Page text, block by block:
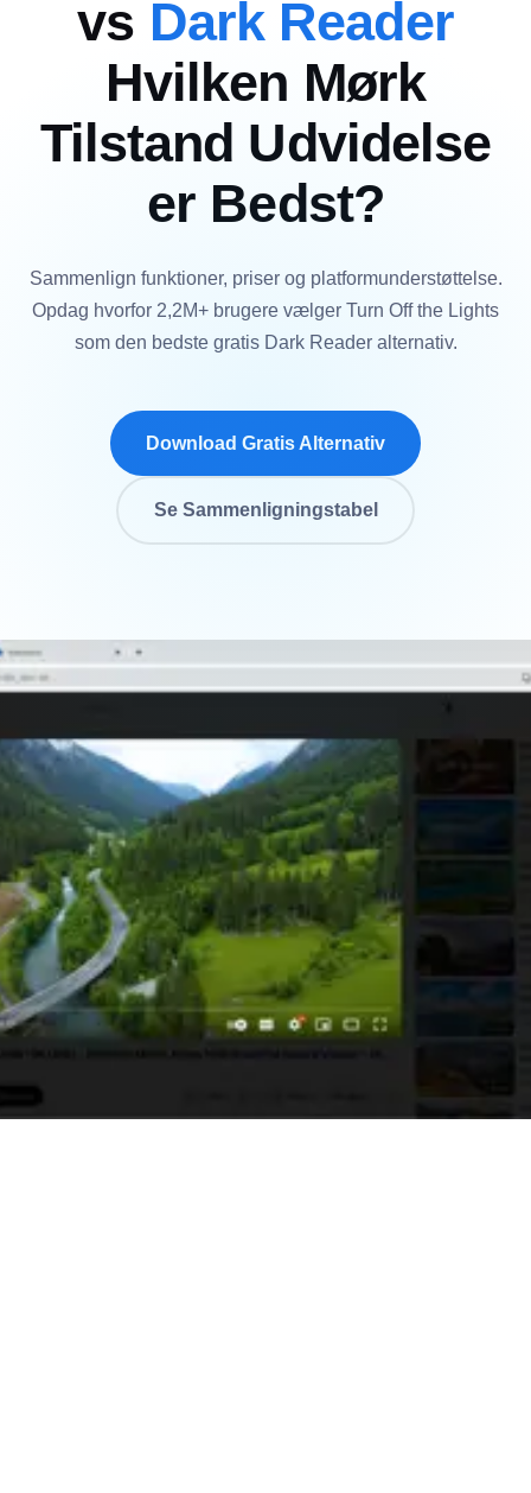
vs Dark Reader
Hvilken Mørk
Tilstand Udvidelse
er Bedst?
Sammenlign funktioner, priser og platformunderstøttelse.
Opdag hvorfor 2,2M+ brugere vælger Turn Off the Lights
som den bedste gratis Dark Reader alternativ.
Download Gratis Alternativ
Se Sammenligningstabel